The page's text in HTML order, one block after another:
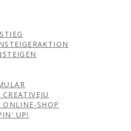
ONLINE-SHOP
UP!